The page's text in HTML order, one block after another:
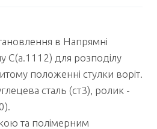
в Напрямні
С(а.1112) для розподілу
положенні стулки воріт.
сталь (ст3), ролик -
та полімерним